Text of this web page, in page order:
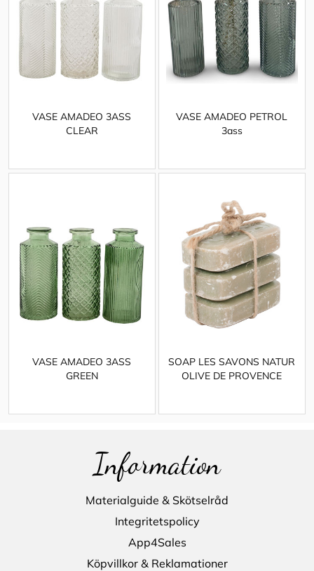
VASE AMADEO 3ASS
CLEAR
VASE AMADEO PETROL
3ass
VASE AMADEO 3ASS
GREEN
SOAP LES SAVONS NATUR
OLIVE DE PROVENCE
Information
Materialguide & Skötselråd
Integritetspolicy
App4Sales
Köpvillkor & Reklamationer